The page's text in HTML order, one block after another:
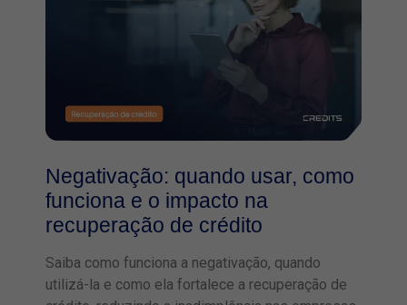
Negativação: quando usar, como
funciona e o impacto na
recuperação de crédito
Saiba como funciona a negativação, quando
utilizá-la e como ela fortalece a recuperação de